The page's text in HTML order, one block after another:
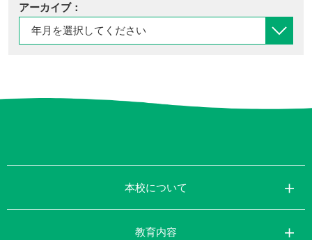
アーカイブ：
本校について
教育内容